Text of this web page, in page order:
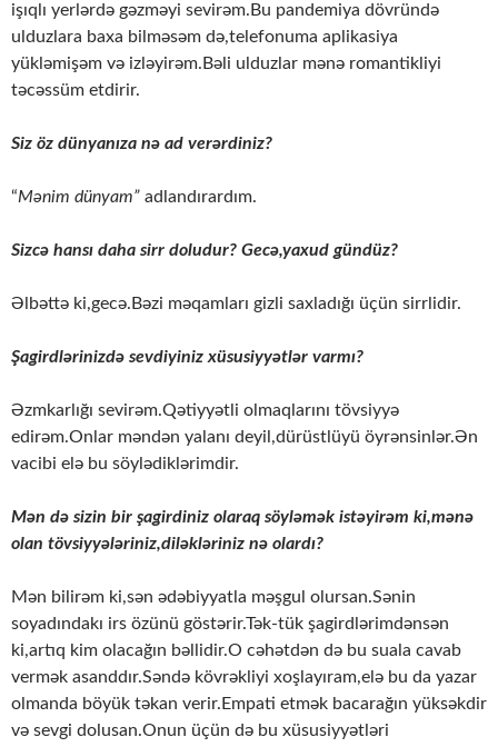
işıqlı yerlərdə gəzməyi sevirəm.Bu pandemiya dövründə
ulduzlara baxa bilməsəm də,telefonuma aplikasiya
yükləmişəm və izləyirəm.Bəli ulduzlar mənə romantikliyi
təcəssüm etdirir.
Siz öz dünyanıza nə ad verərdiniz?
“Mənim dünyam” adlandırardım.
Sizcə hansı daha sirr doludur? Gecə,yaxud gündüz?
Əlbəttə ki,gecə.Bəzi məqamları gizli saxladığı üçün sirrlidir.
Şagirdlərinizdə sevdiyiniz xüsusiyyətlər varmı?
Əzmkarlığı sevirəm.Qətiyyətli olmaqlarını tövsiyyə
edirəm.Onlar məndən yalanı deyil,dürüstlüyü öyrənsinlər.Ən
vacibi elə bu söylədiklərimdir.
Mən də sizin bir şagirdiniz olaraq söyləmək istəyirəm ki,mənə
olan tövsiyyələriniz,diləkləriniz nə olardı?
Mən bilirəm ki,sən ədəbiyyatla məşgul olursan.Sənin
soyadındakı irs özünü göstərir.Tək-tük şagirdlərimdənsən
ki,artıq kim olacağın bəllidir.O cəhətdən də bu suala cavab
vermək asanddır.Səndə kövrəkliyi xoşlayıram,elə bu da yazar
olmanda böyük təkan verir.Empati etmək bacarağın yüksəkdir
və sevgi dolusan.Onun üçün də bu xüsusiyyətləri